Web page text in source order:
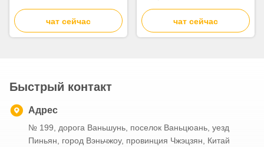
мотор-редуктор,
одноступенчатый редуктор
с цельным валом,
чат сейчас
коробка передач Мотор
предлагает выходной
крутящий момент 110
чат сейчас
Быстрый контакт
Адрес
№ 199, дорога Ваньшунь, поселок Ваньцюань, уезд
Пиньян, город Вэньчжоу, провинция Чжэцзян, Китай